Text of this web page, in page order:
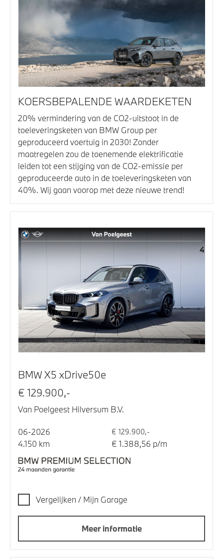
KOERSBEPALENDE WAARDEKETEN
20% vermindering van de CO2-uitstoot in de
toeleveringsketen van BMW Group per
geproduceerd voertuig in 2030! Zonder
maatregelen zou de toenemende elektrificatie
leiden tot een stijging van de CO2-emissie per
geproduceerde auto in de toeleveringsketen van
40%. Wij gaan voorop met deze nieuwe trend!
BMW X5 xDrive50e
€ 129.900,-
Van Poelgeest Hilversum B.V.
06-2026 € 129.900,-
4.150 km € 1.388,56 p/m
Vergelijken / Mijn Garage
Meer informatie